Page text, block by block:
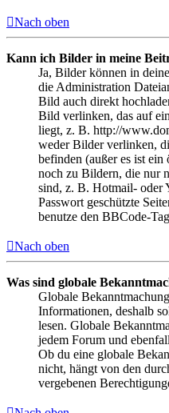
Nach oben
Kann ich Bilder in meine
Ja, Bilder können in
die Administration
Bild auch direkt
Bild verlinken, das auf
liegt, z. B. http://
weder Bilder verlinken,
befinden (außer es ist
noch zu Bildern, die nur
sind, z. B. Hotmail- oder
Passwort geschützte
benutze den BBCode-
Nach oben
Was sind globale
Globale
Informationen, deshalb
lesen. Globale
jedem Forum und
Ob du eine globale
nicht, hängt von den
vergebenen